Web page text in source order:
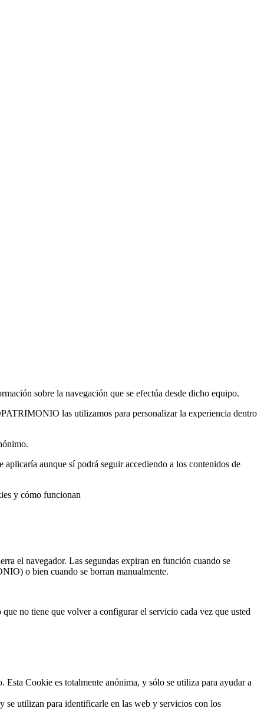
sobre la navegación que se efectúa desde dicho equipo.
las utilizamos para personalizar la experiencia dentro
aunque sí podrá seguir accediendo a los contenidos de
y cómo funcionan
el navegador. Las segundas expiran en función cuando se
o bien cuando se borran manualmente.
no tiene que volver a configurar el servicio cada vez que usted
Cookie es totalmente anónima, y sólo se utiliza para ayudar a
se utilizan para identificarle en las web y servicios con los